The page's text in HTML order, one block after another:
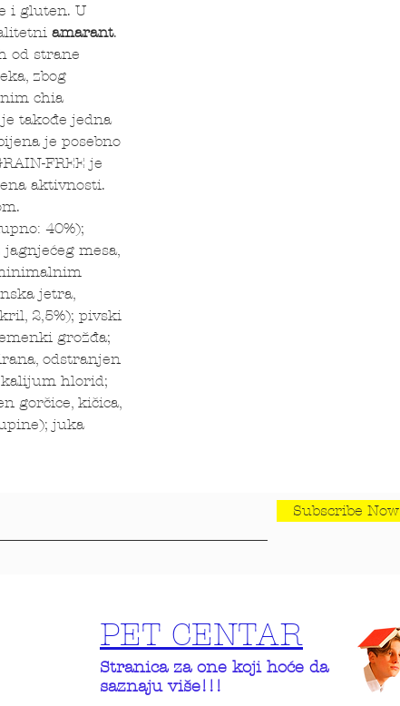
i gluten. U
amarant.
od strane
zbog
chia
takođe jedna
je posebno
FREE je
aktivnosti.
40%);
mesa,
jetra,
2,5%); pivski
grožđa;
odstranjen
kalijum hlorid;
gorčice, kičica,
juka
Subscribe Now
PET CENTAR
Stranica za one koji hoće da
saznaju više!!!